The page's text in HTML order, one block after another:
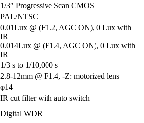
1/3″ Progressive Scan CMOS
PAL/NTSC
0.01Lux @ (F1.2, AGC ON), 0 Lux with
IR
0.014Lux @ (F1.4, AGC ON), 0 Lux with
IR
1/3 s to 1/10,000 s
2.8-12mm @ F1.4, -Z: motorized lens
φ14
IR cut filter with auto switch
Digital WDR